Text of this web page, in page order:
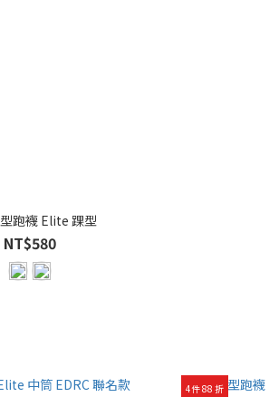
跑襪 Elite 踝型
NT$580
4件 88 折